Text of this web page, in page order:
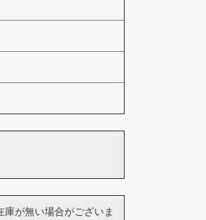
が無い場合がございま